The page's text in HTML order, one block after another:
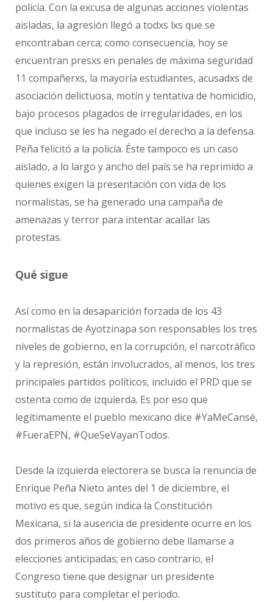
policía. Con la excusa de algunas acciones violentas
aisladas, la agresión llegó a todxs lxs que se
encontraban cerca; como consecuencia, hoy se
encuentran presxs en penales de máxima seguridad
11 compañerxs, la mayoría estudiantes, acusadxs de
asociación delictuosa, motín y tentativa de homicidio,
bajo procesos plagados de irregularidades, en los
que incluso se les ha negado el derecho a la defensa.
Peña felicitó a la policía. Éste tampoco es un caso
aislado, a lo largo y ancho del país se ha reprimido a
quienes exigen la presentación con vida de los
normalistas, se ha generado una campaña de
amenazas y terror para intentar acallar las
protestas.
Qué sigue
Así como en la desaparición forzada de los 43
normalistas de Ayotzinapa son responsables los tres
niveles de gobierno, en la corrupción, el narcotráfico
y la represión, están involucrados, al menos, los tres
principales partidos políticos, incluido el PRD que se
ostenta como de izquierda. Es por eso que
legítimamente el pueblo mexicano dice #YaMeCansé,
#FueraEPN, #QueSeVayanTodos.
Desde la izquierda electorera se busca la renuncia de
Enrique Peña Nieto antes del 1 de diciembre, el
motivo es que, según indica la Constitución
Mexicana, si la ausencia de presidente ocurre en los
dos primeros años de gobierno debe llamarse a
elecciones anticipadas; en caso contrario, el
Congreso tiene que designar un presidente
sustituto para completar el periodo.